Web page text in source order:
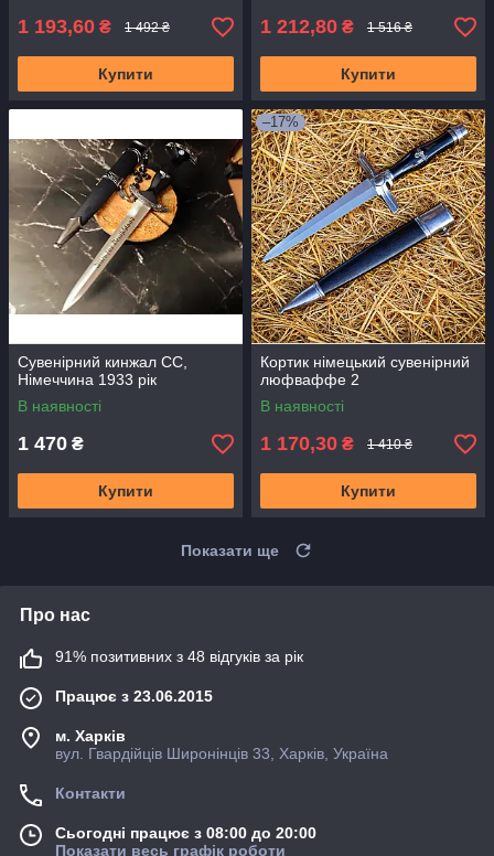
1 193,60 ₴ 1 492 ₴
Купити
1 212,80 ₴ 1 516 ₴
Купити
Сувенірний кинжал СС,
Німеччина 1933 рік
В наявності
1 470 ₴
Купити
–17%
Кортик німецький сувенірний
люфваффе 2
В наявності
1 170,30 ₴ 1 410 ₴
Купити
Показати ще
Про нас
91% позитивних з 48 відгуків за рік
Працює з 23.06.2015
м. Харків
вул. Гвардійців Широнінців 33, Харків, Україна
Контакти
Сьогодні працює з 08:00 до 20:00
Показати весь графік роботи